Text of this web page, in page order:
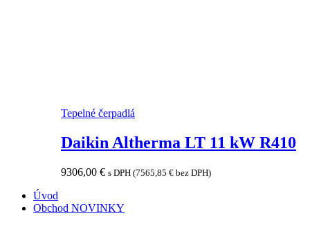
Tepelné čerpadlá
Daikin Altherma LT 11 kW R410
9306,00 € s DPH (7565,85 € bez DPH)
Úvod
Obchod NOVINKY